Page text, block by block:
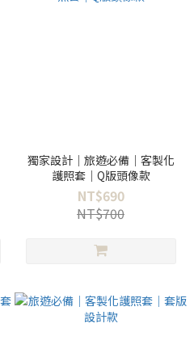
獨家設計｜旅遊必備｜客製化
護照套｜Q版頭像款
NT$690
NT$700